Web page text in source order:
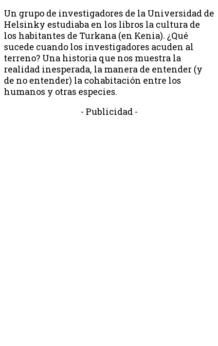
Un grupo de investigadores de la Universidad de
Helsinky estudiaba en los libros la cultura de
los habitantes de Turkana (en Kenia). ¿Qué
sucede cuando los investigadores acuden al
terreno? Una historia que nos muestra la
realidad inesperada, la manera de entender (y
de no entender) la cohabitación entre los
humanos y otras especies.
- Publicidad -